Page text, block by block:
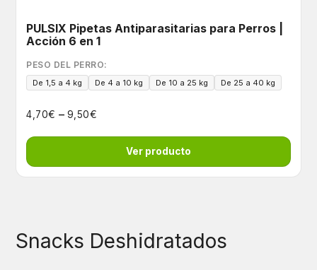
PULSIX Pipetas Antiparasitarias para Perros |
Acción 6 en 1
PESO DEL PERRO:
De 1,5 a 4 kg De 4 a 10 kg De 10 a 25 kg De 25 a 40 kg
4,70€ – 9,50€
Ver producto
Snacks Deshidratados